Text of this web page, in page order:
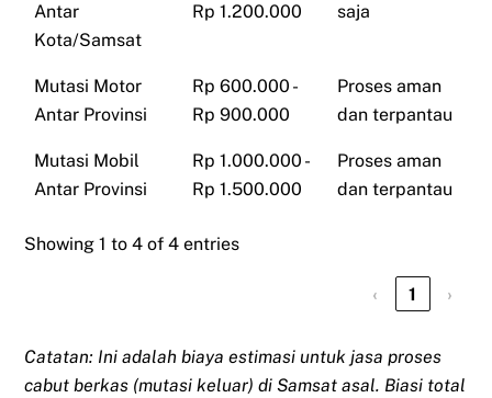
Antar
Kota/Samsat
Rp 1.200.000
saja
Mutasi Motor
Antar Provinsi
Rp 600.000 -
Rp 900.000
Proses aman
dan terpantau
Mutasi Mobil
Antar Provinsi
Rp 1.000.000 -
Rp 1.500.000
Proses aman
dan terpantau
Showing 1 to 4 of 4 entries
‹ 1 ›
Catatan: Ini adalah biaya estimasi untuk jasa proses
cabut berkas (mutasi keluar) di Samsat asal. Biasi total